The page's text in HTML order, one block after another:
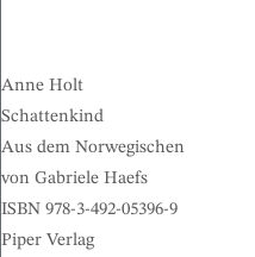
Anne Holt
Schattenkind
Aus dem Norwegischen
von Gabriele Haefs
ISBN 978-3-492-05396-9
Piper Verlag